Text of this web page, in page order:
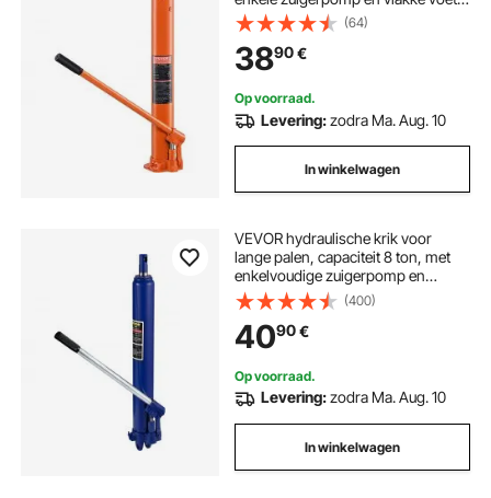
hydraulische autokrik voor
motorheftafels,
garage-/werkplaatskranen,
boerderij, enz.
(64)
3890€
Op voorraad.
Levering:zodra Ma. Aug. 10
In winkelwagen
VEVOR hydraulische krik voor
lange palen, capaciteit 8 ton, met
enkelvoudige zuigerpomp en
gaffelvoet, handmatige krik voor
hoogwerkers met handgreep, voor
garage-/werkplaatskranen,
motortakel, blauw
(400)
4090€
Op voorraad.
Levering:zodra Ma. Aug. 10
In winkelwagen